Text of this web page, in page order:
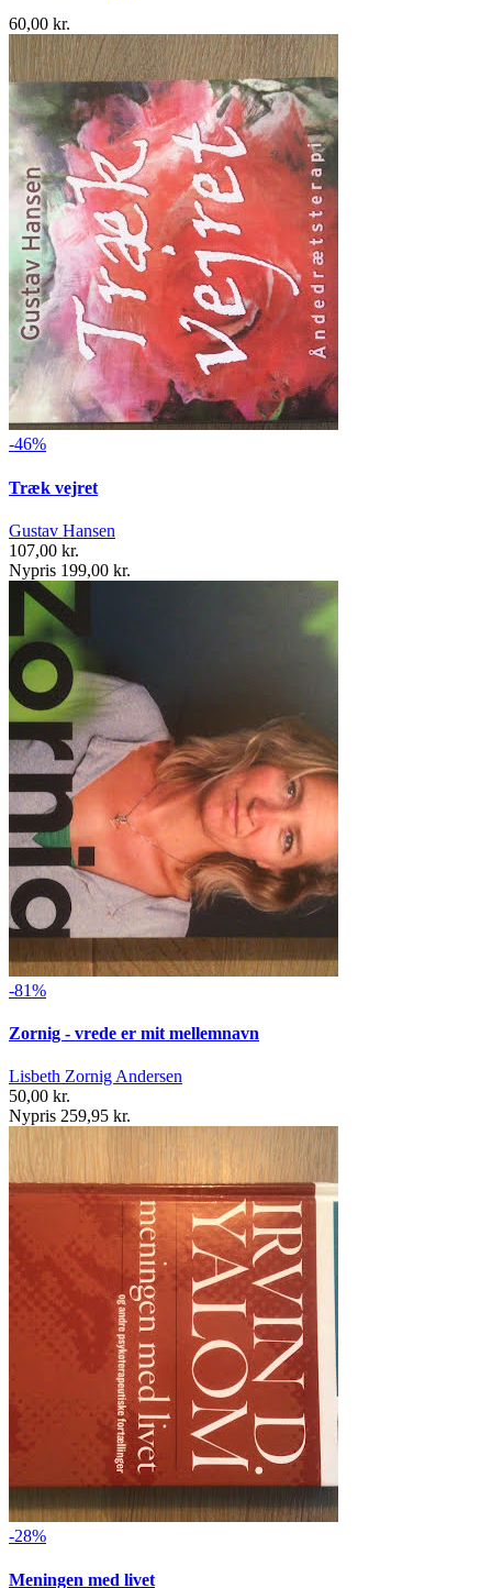
60,00 kr.
-46%
Træk vejret
Gustav Hansen
107,00 kr.
Nypris 199,00 kr.
-81%
Zornig - vrede er mit mellemnavn
Lisbeth Zornig Andersen
50,00 kr.
Nypris 259,95 kr.
-28%
Meningen med livet